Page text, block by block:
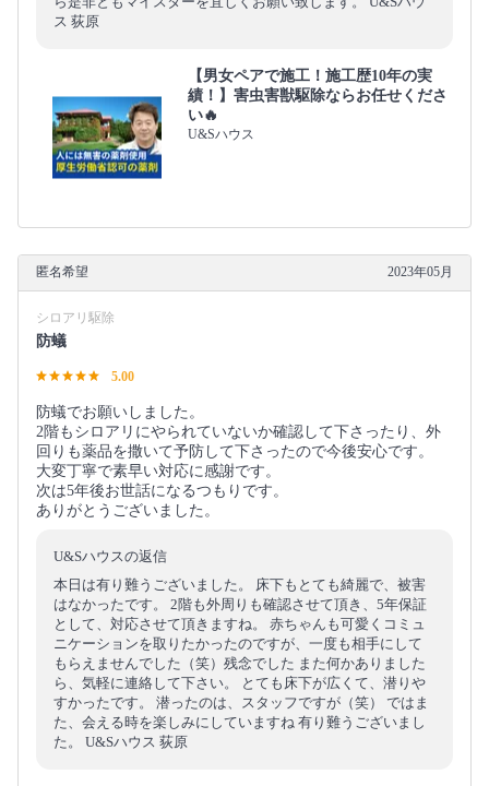
ス 荻原
【男女ペアで施工！施工歴10年の実
績！】害虫害獣駆除ならお任せくださ
い🔥
U&Sハウス
匿名希望 2023年05月
シロアリ駆除
防蟻
5.00
防蟻でお願いしました。
2階もシロアリにやられていないか確認して下さったり、外
回りも薬品を撒いて予防して下さったので今後安心です。
大変丁寧で素早い対応に感謝です。
次は5年後お世話になるつもりです。
ありがとうございました。
U&Sハウスの返信
本日は有り難うございました。 床下もとても綺麗で、被害
はなかったです。 2階も外周りも確認させて頂き、5年保証
として、対応させて頂きますね。 赤ちゃんも可愛くコミュ
ニケーションを取りたかったのですが、一度も相手にして
もらえませんでした（笑）残念でした また何かありました
ら、気軽に連絡して下さい。 とても床下が広くて、潜りや
すかったです。 潜ったのは、スタッフですが（笑） ではま
た、会える時を楽しみにしていますね 有り難うございまし
た。 U&Sハウス 荻原